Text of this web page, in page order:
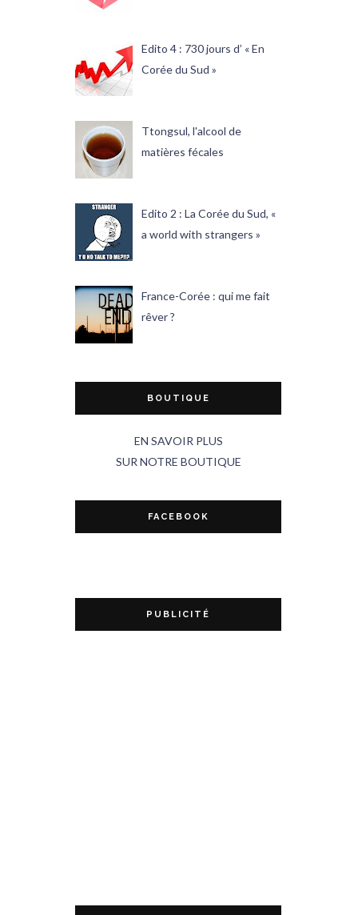
Edito 4 : 730 jours d’ « En
Corée du Sud »
Ttongsul, l'alcool de
matières fécales
Edito 2 : La Corée du Sud, «
a world with strangers »
France-Corée : qui me fait
rêver ?
BOUTIQUE
EN SAVOIR PLUS
SUR NOTRE BOUTIQUE
FACEBOOK
PUBLICITÉ